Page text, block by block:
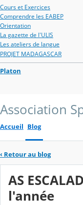
Cours et Exercices
Comprendre les EABEP
Orientation
La gazette de l'ULIS
Les ateliers de langue
PROJET MADAGASCAR
Platon
Association
Accueil Blog
‹ Retour au blog
AS
l'année